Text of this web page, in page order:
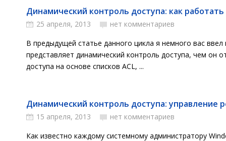
Динамический контроль доступа: как
25 апреля, 2013
нет комментариев
В предыдущей статье данного цикла я немного вас ввел
представляет динамический контроль доступа, чем он
доступа на основе списков ACL, ...
Динамический контроль доступа: управление
15 апреля, 2013
нет комментариев
Как известно каждому системному администратору